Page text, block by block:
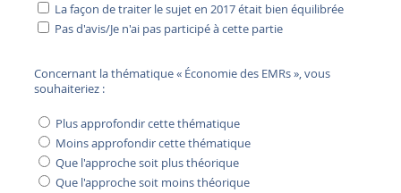
La façon de traiter le sujet en 2017 était bien équilibrée
Pas d'avis/Je n'ai pas participé à cette partie
Concernant la thématique « Économie des EMRs », vous
souhaiteriez :
Plus approfondir cette thématique
Moins approfondir cette thématique
Que l'approche soit plus théorique
Que l'approche soit moins théorique